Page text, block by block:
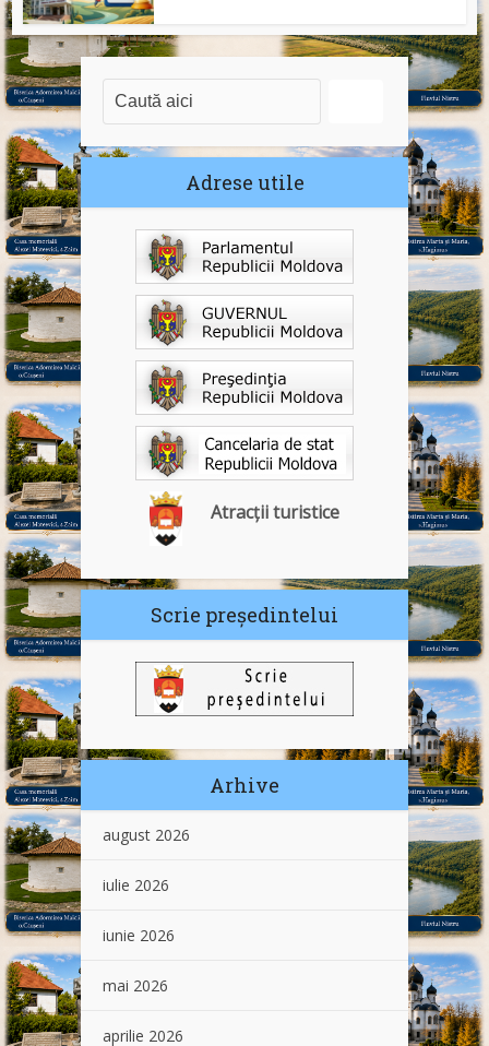
Adrese utile
Atracții turistice
Scrie președintelui
Arhive
august 2026
iulie 2026
iunie 2026
mai 2026
aprilie 2026